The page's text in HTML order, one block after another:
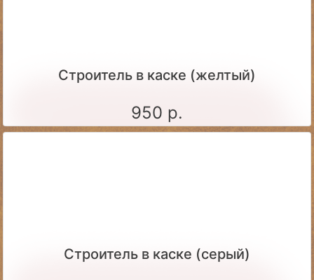
Строитель в каске (желтый)
950 р.
Строитель в каске (серый)